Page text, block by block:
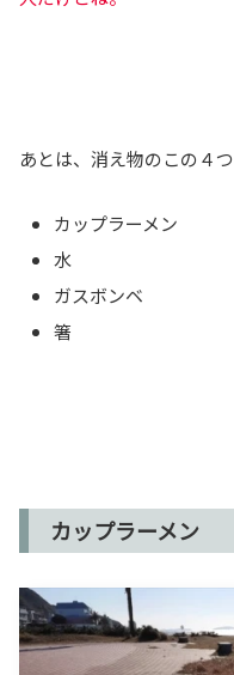
あとは、消え物のこの４つ
カップラーメン
水
ガスボンベ
箸
カップラーメン